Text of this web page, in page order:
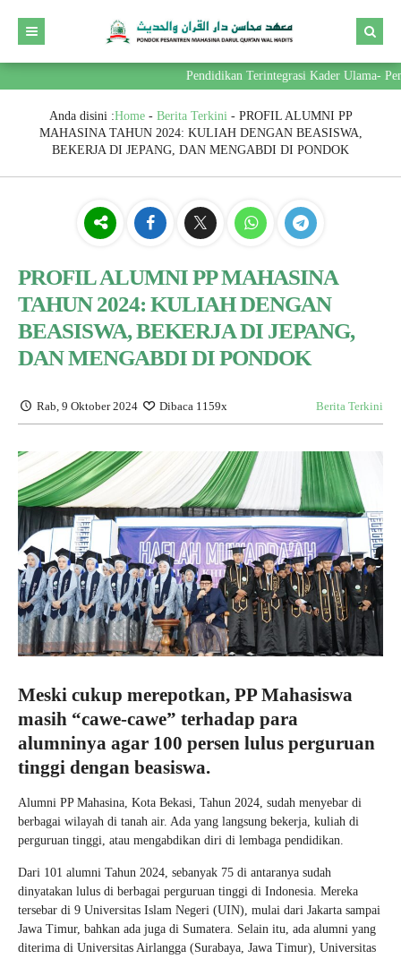
Pendidikan Terintegrasi Kader Ulama-
Anda disini :Home- Berita Terkini- PROFIL ALUMNI PP
MAHASINA TAHUN 2024: KULIAH DENGAN BEASISWA,
BEKERJA DI JEPANG, DAN MENGABDI DI PONDOK
PROFIL ALUMNI PP MAHASINA
TAHUN 2024: KULIAH DENGAN
BEASISWA, BEKERJA DI JEPANG,
DAN MENGABDI DI PONDOK
Rab, 9 Oktober 2024 Dibaca 1159x Berita Terkini
Meski cukup merepotkan, PP Mahasiswa
masih “cawe-cawe” terhadap para
alumninya agar 100 persen lulus perguruan
tinggi dengan beasiswa.
Alumni PP Mahasina, Kota Bekasi, Tahun 2024, sudah menyebar di
berbagai wilayah di tanah air. Ada yang langsung bekerja, kuliah di
perguruan tinggi, atau mengabdikan diri di lembaga pendidikan.
Dari 101 alumni Tahun 2024, sebanyak 75 di antaranya sudah
dinyatakan lulus di berbagai perguruan tinggi di Indonesia. Mereka
tersebar di 9 Universitas Islam Negeri (UIN), mulai dari Jakarta sampai
Jawa Timur, bahkan ada juga di Sumatera. Selain itu, ada alumni yang
diterima di Universitas Airlangga (Surabaya, Jawa Timur), Universitas